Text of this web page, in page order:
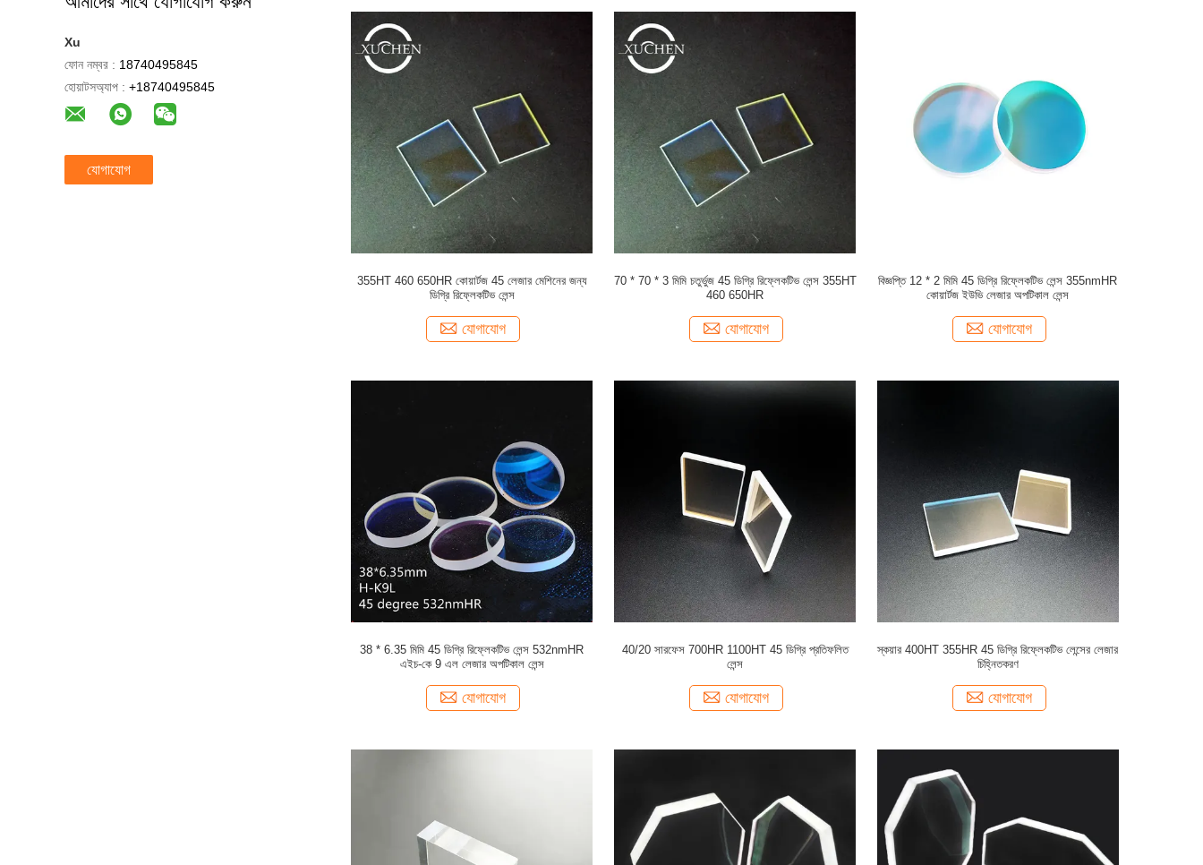
Xu
ফোন নম্বর : 18740495845
হোয়াটসঅ্যাপ : +18740495845
যোগাযোগ
355HT 460 650HR কোয়ার্টজ 45 লেজার মেশিনের জন্য
ডিগ্রি রিফ্লেকটিভ লেন্স
যোগাযোগ
70 * 70 * 3 মিমি চতুর্ভুজ 45 ডিগ্রি রিফ্লেকটিভ লেন্স 355HT
460 650HR
যোগাযোগ
বিজ্ঞপ্তি 12 * 2 মিমি 45 ডিগ্রি রিফ্লেকটিভ লেন্স 355nmHR
কোয়ার্টজ ইউভি লেজার অপটিকাল লেন্স
যোগাযোগ
38 * 6.35 মিমি 45 ডিগ্রি রিফ্লেকটিভ লেন্স 532nmHR
এইচ-কে 9 এল লেজার অপটিকাল লেন্স
যোগাযোগ
40/20 সারফেস 700HR 1100HT 45 ডিগ্রি প্রতিফলিত
লেন্স
যোগাযোগ
স্কয়ার 400HT 355HR 45 ডিগ্রি রিফ্লেকটিভ লেন্সের লেজার
চিহ্নিতকরণ
যোগাযোগ